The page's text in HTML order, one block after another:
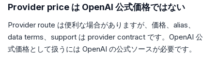
Provider price は OpenAI 公式価格ではない
Provider route は便利な場合がありますが、価格、alias、
data terms、support は provider contract です。OpenAI 公
式価格として扱うには OpenAI の公式ソースが必要です。